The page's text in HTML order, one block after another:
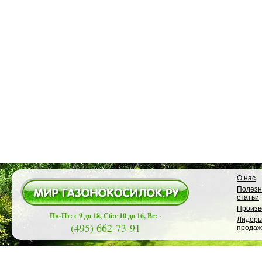
Пн-Пт: с 9 до 18, Сб:с 10 до 16, Вс: -
(495) 662-73-91
О нас
статьи
продаж